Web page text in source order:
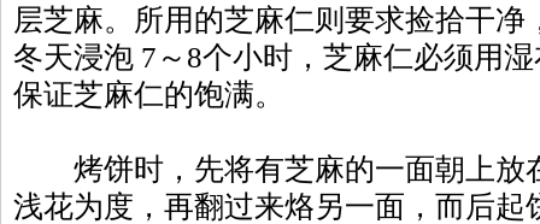
层芝麻。所用的芝麻仁则要求捡拾干净
冬天浸泡 7～8个小时，芝麻仁必须用
保证芝麻仁的饱满。
烤饼时，先将有芝麻的一面朝上放
浅花为度，再翻过来烙另一面，而后起